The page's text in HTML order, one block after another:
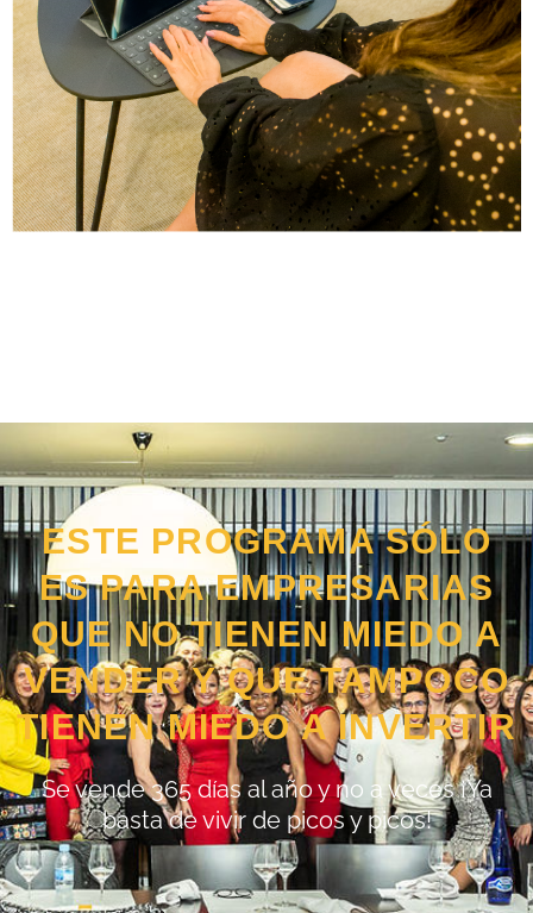
ESTE PROGRAMA SÓLO
ES PARA EMPRESARIAS
QUE NO TIENEN MIEDO A
VENDER Y QUE TAMPOCO
TIENEN MIEDO A INVERTIR
Se vende 365 días al año y no a veces ¡Ya
basta de vivir de picos y picos!